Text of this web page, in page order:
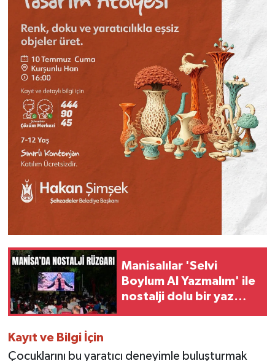
Manisalılar 'Selvi
Boylum Al Yazmalım' ile
nostalji dolu bir yaz
Kayıt ve Bilgi İçin
Çocuklarını bu yaratıcı deneyimle buluşturmak